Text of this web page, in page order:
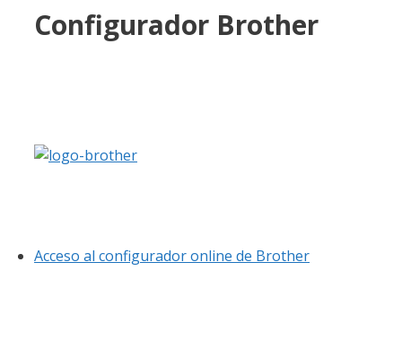
Configurador Brother
Acceso al configurador online de Brother